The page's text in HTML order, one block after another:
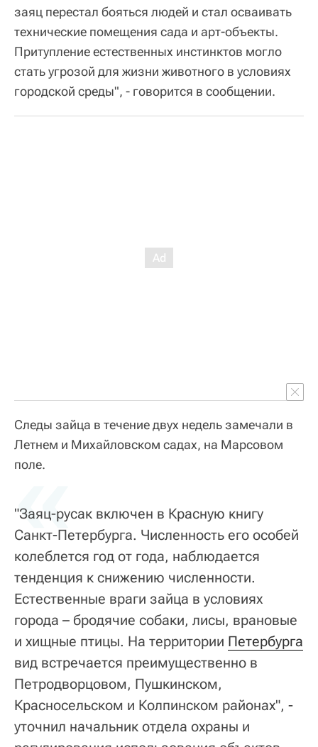
заяц перестал бояться людей и стал осваивать
технические помещения сада и арт-объекты.
Притупление естественных инстинктов могло
стать угрозой для жизни животного в условиях
городской среды", - говорится в сообщении.
Следы зайца в течение двух недель замечали в
Летнем и Михайловском садах, на Марсовом
поле.
«
"Заяц-русак включен в Красную книгу
Санкт-Петербурга. Численность его особей
колеблется год от года, наблюдается
тенденция к снижению численности.
Естественные враги зайца в условиях
города – бродячие собаки, лисы, врановые
и хищные птицы. На территории Петербурга
вид встречается преимущественно в
Петродворцовом, Пушкинском,
Красносельском и Колпинском районах", -
уточнил начальник отдела охраны и